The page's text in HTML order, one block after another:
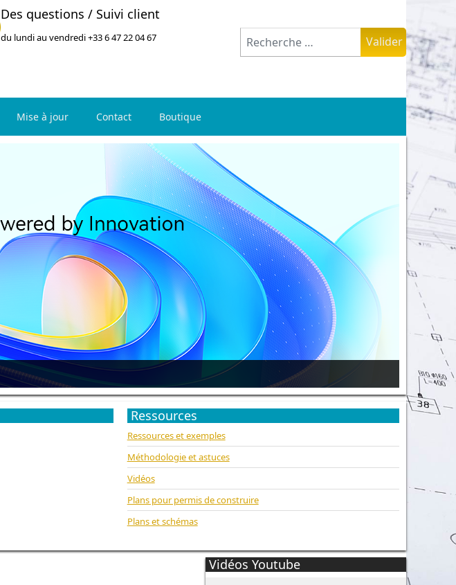
Des questions / Suivi client
du lundi au vendredi +33 6 47 22 04 67 Valider
Mise à jour Contact Boutique
Ressources
Ressources et exemples
Méthodologie et astuces
Vidéos
Plans pour permis de construire
Plans et schémas
Vidéos Youtube